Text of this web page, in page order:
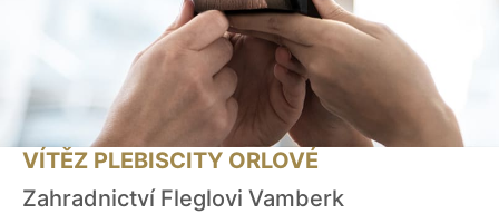
VÍTĚZ PLEBISCITY ORLOVÉ
Zahradnictví Fleglovi Vamberk